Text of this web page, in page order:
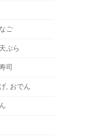
ご
ぷら
司
, おでん